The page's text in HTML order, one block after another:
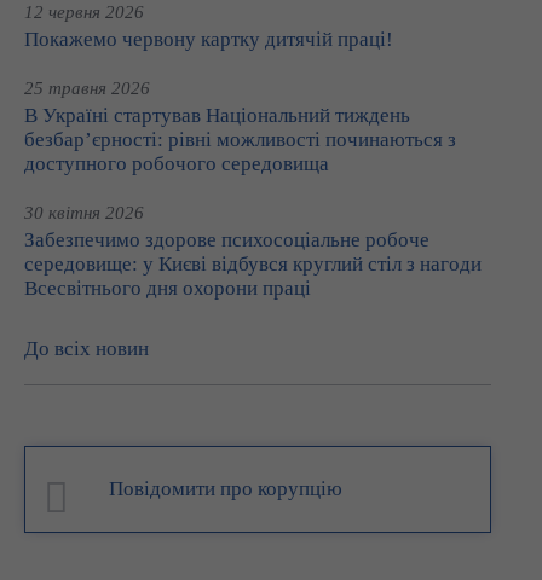
12 червня 2026
Покажемо червону картку дитячій праці!
25 травня 2026
В Україні стартував Національний тиждень
безбар’єрності: рівні можливості починаються з
доступного робочого середовища
30 квітня 2026
Забезпечимо здорове психосоціальне робоче
середовище: у Києві відбувся круглий стіл з нагоди
Всесвітнього дня охорони праці
До всіх новин
Повідомити про корупцію